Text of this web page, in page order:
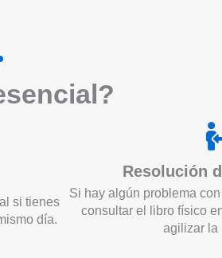
al?
si tienes
día.
Resolución
Si hay algún problema
consultar el libro físico
agilizar la